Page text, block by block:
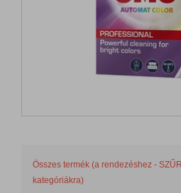
Összes termék (a rendezéshez -
kategóriákra)